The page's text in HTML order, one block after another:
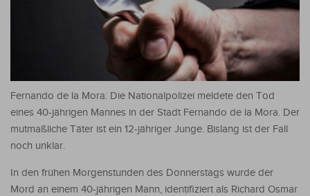
Fernando de la Mora: Die Nationalpolizei meldete den Tod
eines 40-jährigen Mannes in der Stadt Fernando de la Mora. Der
mutmaßliche Täter ist ein 12-jähriger Junge. Bislang ist der Fall
noch unklar.
In den frühen Morgenstunden des Donnerstags wurde der
Mord an einem 40-jährigen Mann, identifiziert als Richard Osmar